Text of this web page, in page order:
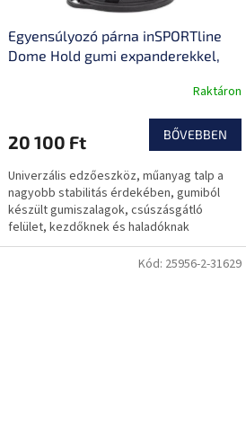
Egyensúlyozó párna inSPORTline
Dome Hold gumi expanderekkel,
nedvesség- és izzadságálló anyag
Raktáron
20 100 Ft BŐVEBBEN
Univerzális edzőeszköz, műanyag talp a
nagyobb stabilitás érdekében, gumiból
készült gumiszalagok, csúszásgátló
felület, kezdőknek és haladóknak
egyaránt, a csomagban található...
Kód: 25956-2-31629